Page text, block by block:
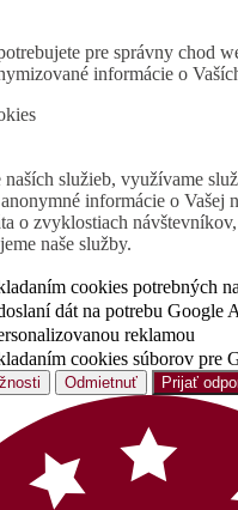
pre správny chod
informácie o
naších služieb, využívame
informácie o Vašej
o zvyklostiach
naše služby.
cookies potrebných
dát na potrebu Google
reklamou
cookies súborov pre
Odmietnuť Prijať